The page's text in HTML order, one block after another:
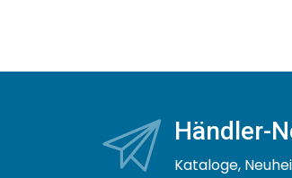
Händler-
Kataloge,